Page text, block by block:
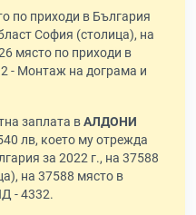
по приходи в България
София (столица), на
място по приходи в
- Монтаж на дограма и
заплата вАЛДОНИ
лв, което му отрежда
за 2022 г., на 37588
на 37588 място в
- 4332.